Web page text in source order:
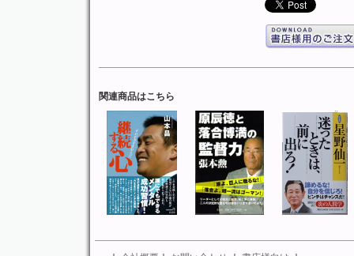
関連商品はこちら